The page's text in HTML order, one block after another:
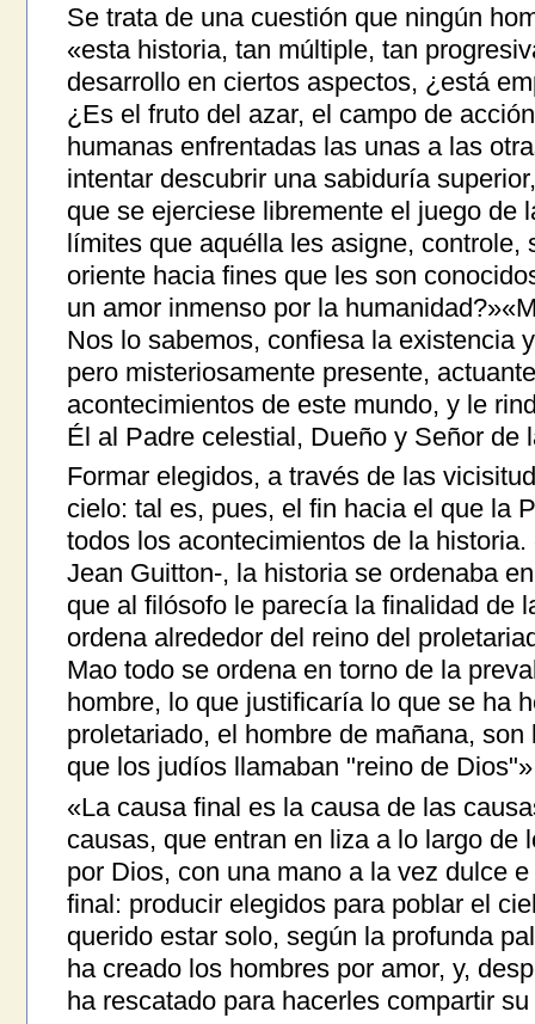
Se trata de una cuestión que ningún
«esta historia, tan múltiple, tan
desarrollo en ciertos aspectos, ¿está
¿Es el fruto del azar, el campo de
humanas enfrentadas las unas a las
intentar descubrir una sabiduría
que se ejerciese libremente el juego de
límites que aquélla les asigne, controle,
oriente hacia fines que les son
un amor inmenso por la
Nos lo sabemos, confiesa la existencia
pero misteriosamente presente,
acontecimientos de este mundo, y le
Él al Padre celestial, Dueño y Señor de
Formar elegidos, a través de las
cielo: tal es, pues, el fin hacia el que la
todos los acontecimientos de la
Jean Guitton-, la historia se ordenaba
que al filósofo le parecía la finalidad de
ordena alrededor del reino del
Mao todo se ordena en torno de la
hombre, lo que justificaría lo que se ha
proletariado, el hombre de mañana,
que los judíos llamaban "reino de
«La causa final es la causa de las
causas, que entran en liza a lo largo de
por Dios, con una mano a la vez dulce
final: producir elegidos para poblar el
querido estar solo, según la profunda
ha creado los hombres por amor, y,
ha rescatado para hacerles compartir